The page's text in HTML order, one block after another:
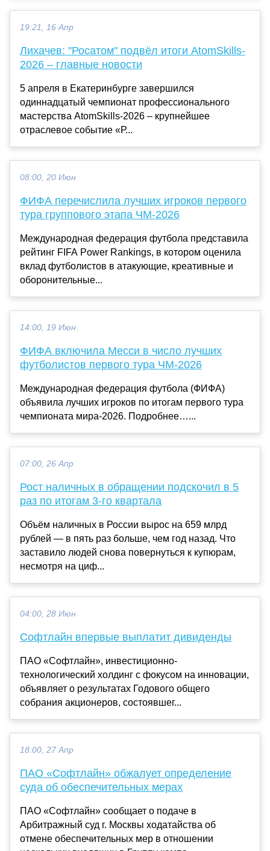
19:21, 16 Апр
Лихачев: "Росатом" подвёл итоги AtomSkills-
2026 – главные новости
5 апреля в Екатеринбурге завершился
одиннадцатый чемпионат профессионального
мастерства AtomSkills-2026 – крупнейшее
отраслевое событие «Р...
08:00, 20 Июн
ФИФА перечислила лучших игроков первого
тура группового этапа ЧМ-2026
Международная федерация футбола представила
рейтинг FIFA Power Rankings, в котором оценила
вклад футболистов в атакующие, креативные и
оборонительные...
14:00, 19 Июн
ФИФА включила Месси в число лучших
футболистов первого тура ЧМ‑2026
Международная федерация футбола (ФИФА)
объявила лучших игроков по итогам первого тура
чемпионата мира‑2026. Подробнее…...
07:00, 26 Апр
Рост наличных в обращении подскочил в 5
раз по итогам 3-го квартала
Объём наличных в России вырос на 659 млрд
рублей — в пять раз больше, чем год назад. Что
заставило людей снова повернуться к купюрам,
несмотря на циф...
04:00, 28 Июн
Софтлайн впервые выплатит дивиденды
ПАО «Софтлайн», инвестиционно-
технологический холдинг с фокусом на инновации,
объявляет о результатах Годового общего
собрания акционеров, состоявшег...
18:00, 27 Апр
ПАО «Софтлайн» обжалует определение
суда об обеспечительных мерах
ПАО «Софтлайн» сообщает о подаче в
Арбитражный суд г. Москвы ходатайства об
отмене обеспечительных мер в отношении